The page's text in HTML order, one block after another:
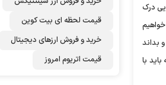
درک
بداند
با
قیمت لحظه ای بیت کوین
خرید و فروش ارزهای دیجیتال
قیمت اتریوم امروز